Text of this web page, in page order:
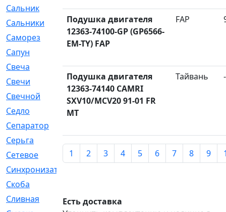
Сальник
[4340]
Сальники
[123]
Саморез
[23]
Сапун
Свеча
[457]
Свечи
[272]
Свечной
[2]
Седло
Сепаратор
Серьга
Сетевое
[6]
Синхронизатор
Скоба
Сливная
[6]
Подушка двигателя
12363-74100-GP (GP6566-
EM-TY) FAP
FAP
Подушка двигателя
12363-74140 CAMRI
SXV10/MCV20 91-01 FR
MT
Тайвань -
1 2 3 4 5 6 7 8 9
Есть доставка